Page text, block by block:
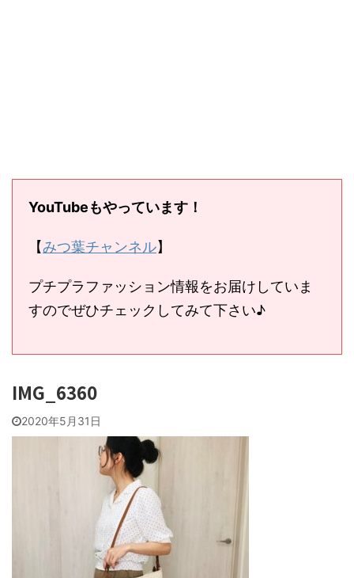
YouTubeもやっています！
【みつ葉チャンネル】
プチプラファッション情報をお届けしていま
すのでぜひチェックしてみて下さい♪
IMG_6360
2020年5月31日